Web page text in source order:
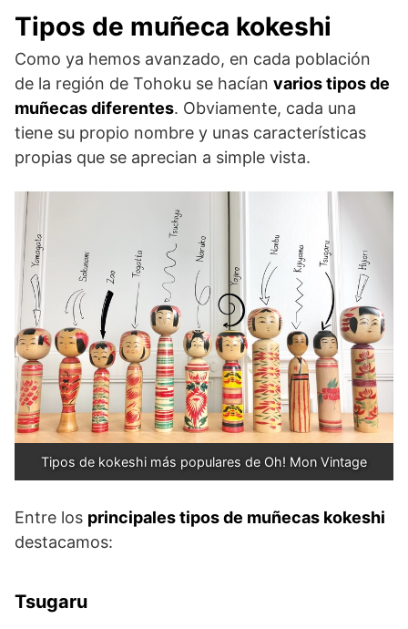
Tipos de muñeca kokeshi
Como ya hemos avanzado, en cada población
de la región de Tohoku se hacían varios tipos de
muñecas diferentes. Obviamente, cada una
tiene su propio nombre y unas características
propias que se aprecian a simple vista.
Tipos de kokeshi más populares de Oh! Mon Vintage
Entre los principales tipos de muñecas kokeshi
destacamos:
Tsugaru